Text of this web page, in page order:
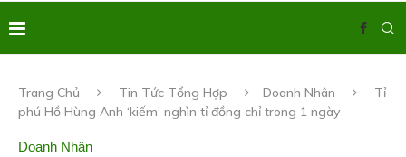
Trang Chủ Tin Tức Tổng Hợp Doanh Nhân
Tỉ
phú Hồ Hùng Anh ‘kiếm’ nghìn tỉ đồng chỉ trong 1 ngày
Doanh Nhân